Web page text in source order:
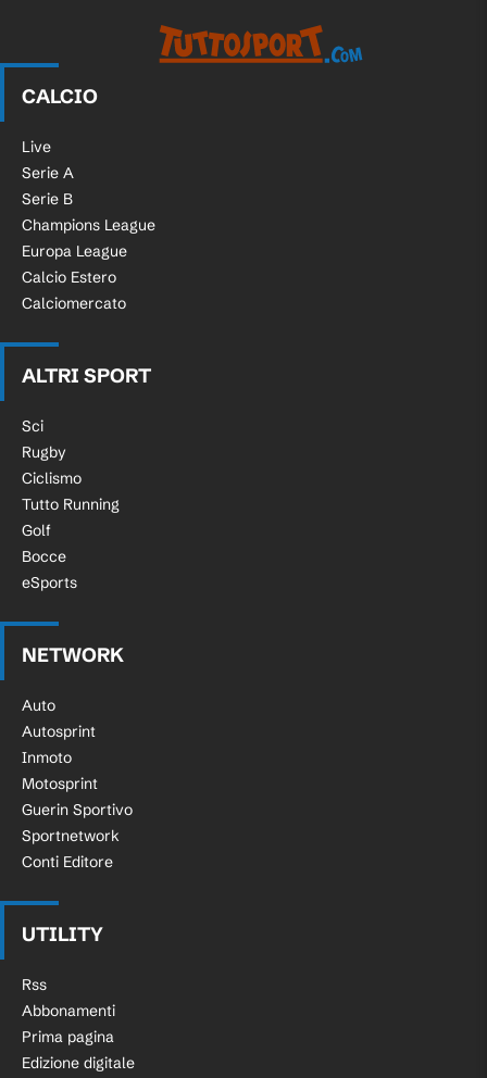
CALCIO
Live
Serie A
Serie B
Champions League
Europa League
Calcio Estero
Calciomercato
ALTRI SPORT
Sci
Rugby
Ciclismo
Tutto Running
Golf
Bocce
eSports
NETWORK
Auto
Autosprint
Inmoto
Motosprint
Guerin Sportivo
Sportnetwork
Conti Editore
UTILITY
Rss
Abbonamenti
Prima pagina
Edizione digitale